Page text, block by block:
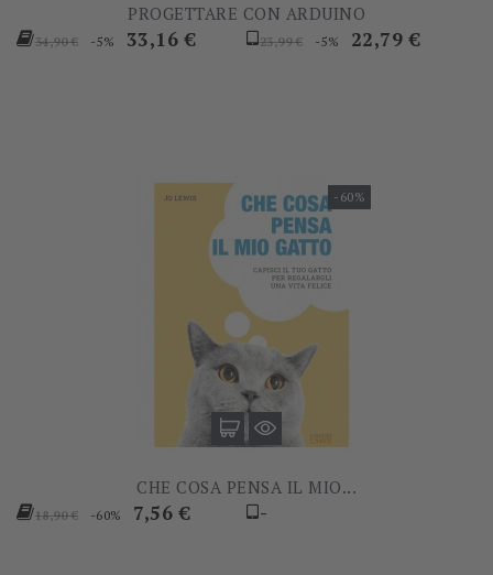
PROGETTARE CON ARDUINO
Prezzo
34,90 € -5% Prezzo
33,16 €
Prezzo
23,99 € -5% Prezzo
22,79 €
-60%
CHE COSA PENSA IL MIO...
Prezzo
18,90 € -60% Prezzo
7,56 € -